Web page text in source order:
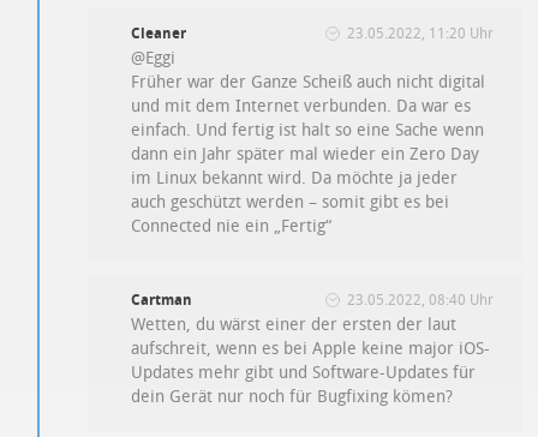
Cleaner 23.05.2022, 11:20 Uhr
@Eggi
Früher war der Ganze Scheiß auch nicht digital
und mit dem Internet verbunden. Da war es
einfach. Und fertig ist halt so eine Sache wenn
dann ein Jahr später mal wieder ein Zero Day
im Linux bekannt wird. Da möchte ja jeder
auch geschützt werden – somit gibt es bei
Connected nie ein „Fertig“
Cartman 23.05.2022, 08:40 Uhr
Wetten, du wärst einer der ersten der laut
aufschreit, wenn es bei Apple keine major iOS-
Updates mehr gibt und Software-Updates für
dein Gerät nur noch für Bugfixing kömen?